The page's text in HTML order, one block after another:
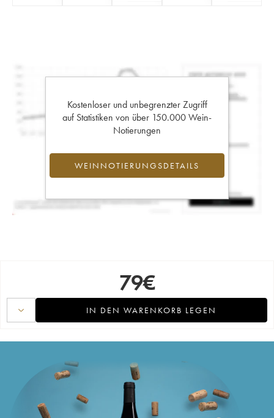
Kostenloser und unbegrenzter Zugriff
auf Statistiken von über 150.000 Wein-
Notierungen
WEINNOTIERUNGSDETAILS
79€
IN DEN WARENKORB LEGEN